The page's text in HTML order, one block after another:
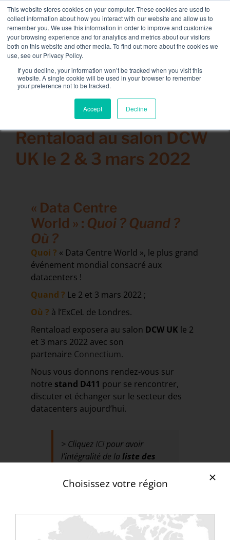
This website stores cookies on your computer. These cookies are used to
collect information about how you interact with our website and allow us to
remember you. We use this information in order to improve and customize
your browsing experience and for analytics and metrics about our visitors
both on this website and other media. To find out more about the cookies we
use, see our Privacy Policy.
If you decline, your information won’t be tracked when you visit this
website. A single cookie will be used in your browser to remember
your preference not to be tracked.
Accept Decline
contenu
NOUVELLE FLOTTE : bancs de charge 3.5 MW / MVA
disponible,plus d’information ici.
CONTACT
Toggle
Services associés
Secteurs et solutions
Société
Ressources
Calendrier – Events
Rentaload au salon DCW
UK le 2 & 3 mars 2022
« Data Centre
World » : Quoi ? Quand ?
Où ?
Quoi ? « Data Centre World », le plus grand
événement mondial consacré aux
datacenters !
Quand ? Le 2 et 3 mars 2022 ;
Où ? à l’ExCeL de Londres.
Rentaload exposera au salon DCW UK le 2
et 3 mars 2022 avec son
partenaire Connectium.
Nous vous donnons rendez-vous sur
notre stand D411 pour se rencontrer,
discuter et échanger sur le secteur des
datacenters aujourd’hui.
> Cliquez ICIpour avoir
l’intégralité de laliste des
Pourquoi participer à
DCW UK ?
Choisissez votre région